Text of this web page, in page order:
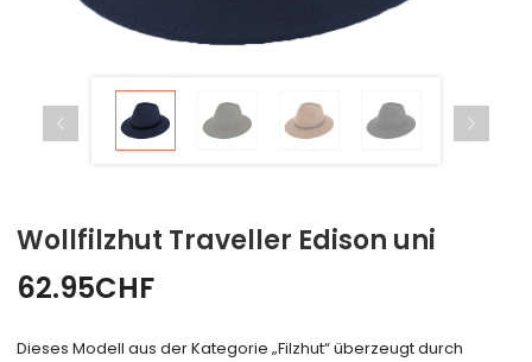
Wollfilzhut Traveller Edison uni
62.95CHF
Dieses Modell aus der Kategorie „Filzhut“ überzeugt durch